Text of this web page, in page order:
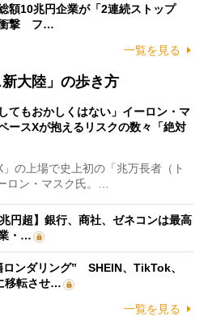
額10兆円企業が「2連続ストップ
衝撃 フ…
一覧を見る
大陸」の歩き方
てもおかしくはない」イーロン・マ
ースXが抱えるリスクの数々「絶対
の上場で史上初の「兆万長者（ト
ロン・マスク氏。…
円超】銀行、商社、ゼネコンは最高
・…
ロンダリング” SHEIN、TikTok、
移転させ…
一覧を見る